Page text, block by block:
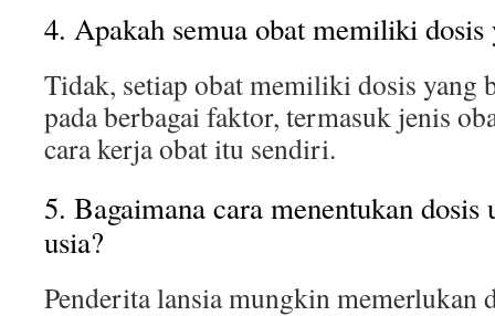
4. Apakah semua obat memiliki dosis
Tidak, setiap obat memiliki dosis yang
pada berbagai faktor, termasuk jenis
cara kerja obat itu sendiri.
5. Bagaimana cara menentukan
usia?
Penderita lansia mungkin memerlukan